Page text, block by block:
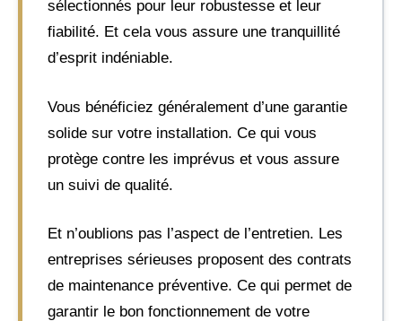
sélectionnés pour leur robustesse et leur
fiabilité. Et cela vous assure une tranquillité
d’esprit indéniable.
Vous bénéficiez généralement d’une garantie
solide sur votre installation. Ce qui vous
protège contre les imprévus et vous assure
un suivi de qualité.
Et n’oublions pas l’aspect de l’entretien. Les
entreprises sérieuses proposent des contrats
de maintenance préventive. Ce qui permet de
garantir le bon fonctionnement de votre